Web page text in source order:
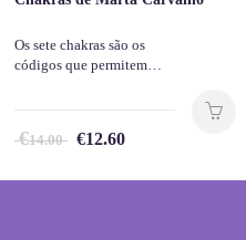
Os sete chakras são os
códigos que permitem…
€14.00 €12.60